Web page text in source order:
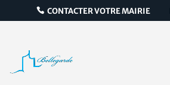
CONTACTER VOTRE MAIRIE